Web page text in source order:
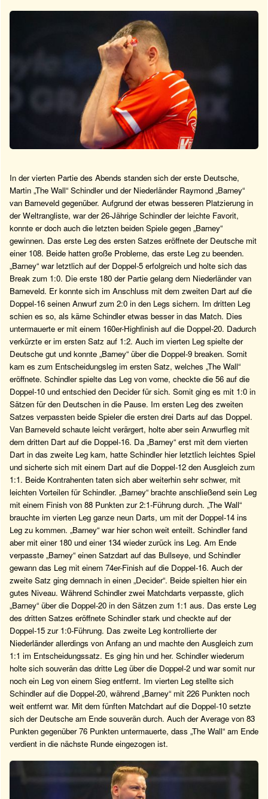
In der vierten Partie des Abends standen sich der erste Deutsche,
Martin „The Wall“ Schindler und der Niederländer Raymond „Barney“
van Barneveld gegenüber. Aufgrund der etwas besseren Platzierung in
der Weltrangliste, war der 26-Jährige Schindler der leichte Favorit,
konnte er doch auch die letzten beiden Spiele gegen „Barney“
gewinnen. Das erste Leg des ersten Satzes eröffnete der Deutsche mit
einer 108. Beide hatten große Probleme, das erste Leg zu beenden.
„Barney“ war letztlich auf der Doppel-5 erfolgreich und holte sich das
Break zum 1:0. Die erste 180 der Partie gelang dem Niederländer van
Barneveld. Er konnte sich im Anschluss mit dem zweiten Dart auf die
Doppel-16 seinen Anwurf zum 2:0 in den Legs sichern. Im dritten Leg
schien es so, als käme Schindler etwas besser in das Match. Dies
untermauerte er mit einem 160er-Highfinish auf die Doppel-20. Dadurch
verkürzte er im ersten Satz auf 1:2. Auch im vierten Leg spielte der
Deutsche gut und konnte „Barney“ über die Doppel-9 breaken. Somit
kam es zum Entscheidungsleg im ersten Satz, welches „The Wall“
eröffnete. Schindler spielte das Leg von vorne, checkte die 56 auf die
Doppel-10 und entschied den Decider für sich. Somit ging es mit 1:0 in
Sätzen für den Deutschen in die Pause. Im ersten Leg des zweiten
Satzes verpassten beide Spieler die ersten drei Darts auf das Doppel.
Van Barneveld schaute leicht verärgert, holte aber sein Anwurfleg mit
dem dritten Dart auf die Doppel-16. Da „Barney“ erst mit dem vierten
Dart in das zweite Leg kam, hatte Schindler hier letztlich leichtes Spiel
und sicherte sich mit einem Dart auf die Doppel-12 den Ausgleich zum
1:1. Beide Kontrahenten taten sich aber weiterhin sehr schwer, mit
leichten Vorteilen für Schindler. „Barney“ brachte anschließend sein Leg
mit einem Finish von 88 Punkten zur 2:1-Führung durch. „The Wall“
brauchte im vierten Leg ganze neun Darts, um mit der Doppel-14 ins
Leg zu kommen. „Barney“ war hier schon weit enteilt. Schindler fand
aber mit einer 180 und einer 134 wieder zurück ins Leg. Am Ende
verpasste „Barney“ einen Satzdart auf das Bullseye, und Schindler
gewann das Leg mit einem 74er-Finish auf die Doppel-16. Auch der
zweite Satz ging demnach in einen „Decider“. Beide spielten hier ein
gutes Niveau. Während Schindler zwei Matchdarts verpasste, glich
„Barney“ über die Doppel-20 in den Sätzen zum 1:1 aus. Das erste Leg
des dritten Satzes eröffnete Schindler stark und checkte auf der
Doppel-15 zur 1:0-Führung. Das zweite Leg kontrollierte der
Niederländer allerdings von Anfang an und machte den Ausgleich zum
1:1 im Entscheidungssatz. Es ging hin und her. Schindler wiederum
holte sich souverän das dritte Leg über die Doppel-2 und war somit nur
noch ein Leg von einem Sieg entfernt. Im vierten Leg stellte sich
Schindler auf die Doppel-20, während „Barney“ mit 226 Punkten noch
weit entfernt war. Mit dem fünften Matchdart auf die Doppel-10 setzte
sich der Deutsche am Ende souverän durch. Auch der Average von 83
Punkten gegenüber 76 Punkten untermauerte, dass „The Wall“ am Ende
verdient in die nächste Runde eingezogen ist.